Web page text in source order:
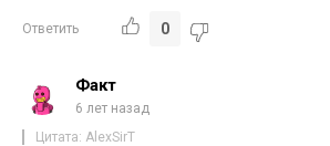
Ответить 0
Факт
6 лет назад
Цитата: AlexSirT